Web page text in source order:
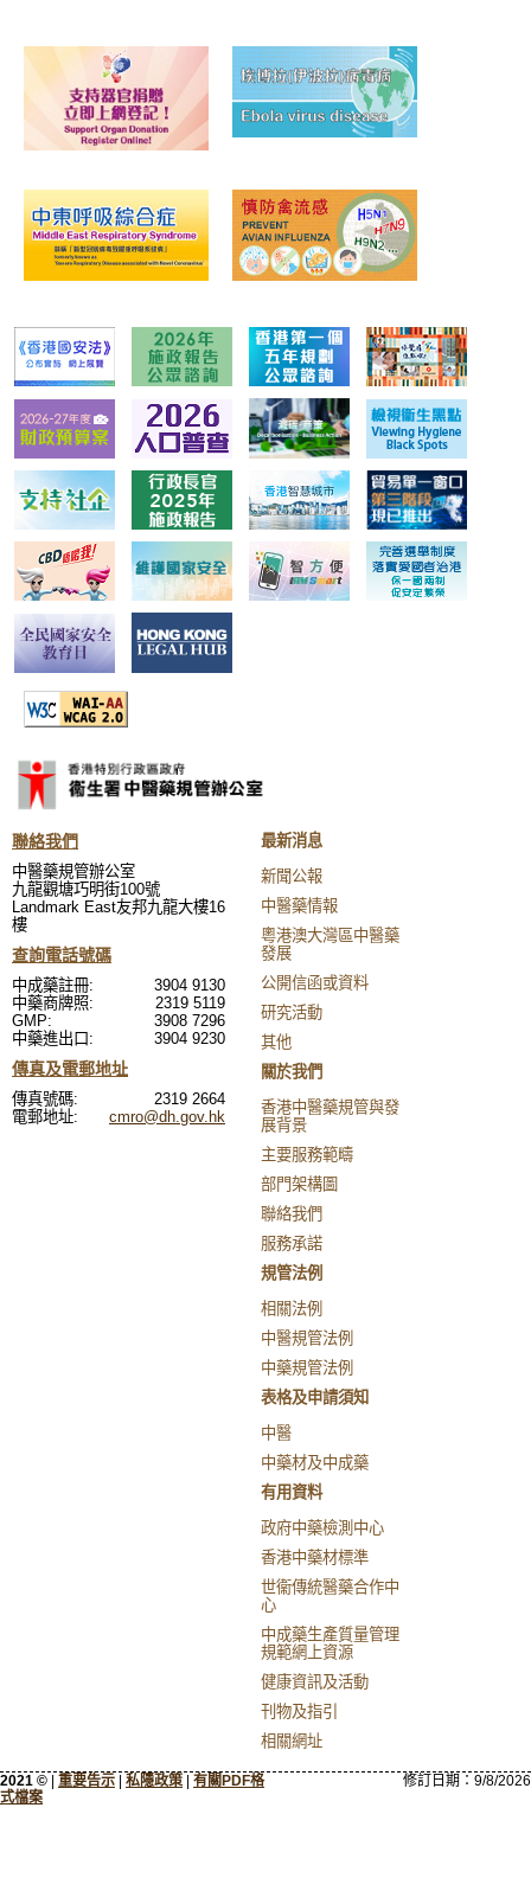
聯絡我們
中醫藥規管辦公室
九龍觀塘巧明街100號
Landmark East友邦九龍大樓16
樓
查詢電話號碼
中成藥註冊:
3904 9130
中藥商牌照:
2319 5119
GMP:
3908 7296
中藥進出口:
3904 9230
傳真及電郵地址
傳真號碼:
2319 2664
電郵地址:
cmro@dh.gov.hk
最新消息
新聞公報
中醫藥情報
粵港澳大灣區中醫藥
發展
公開信函或資料
研究活動
其他
關於我們
香港中醫藥規管與發
展背景
主要服務範疇
部門架構圖
聯絡我們
服務承諾
規管法例
相關法例
中醫規管法例
中藥規管法例
表格及申請須知
中醫
中藥材及中成藥
有用資料
政府中藥檢測中心
香港中藥材標準
世衞傳統醫藥合作中
心
中成藥生產質量管理
規範網上資源
健康資訊及活動
刊物及指引
相關網址
2021 © 重要告示 私隱政策
有關PDF格
式檔案
修訂日期： 9/8/2026